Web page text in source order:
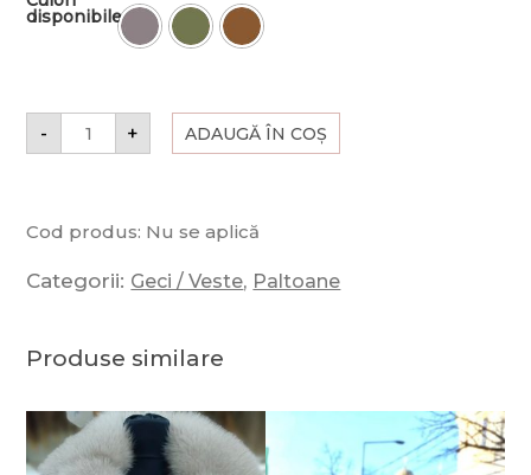
disponibile
- + ADAUGĂ ÎN COȘ
Cod produs: Nu se aplică
Categorii: Geci / Veste, Paltoane
Produse similare